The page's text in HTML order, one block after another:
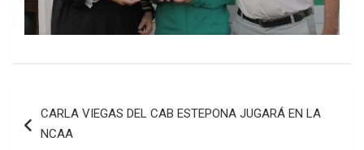
de
CARLA VIEGAS DEL CAB ESTEPONA JUGARÁ EN LA
NCAA